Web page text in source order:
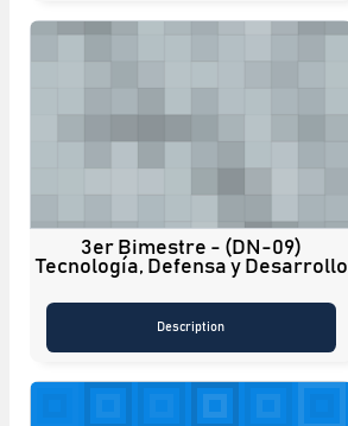
3er Bimestre - (DN-09)
Tecnología, Defensa y Desarrollo
Description